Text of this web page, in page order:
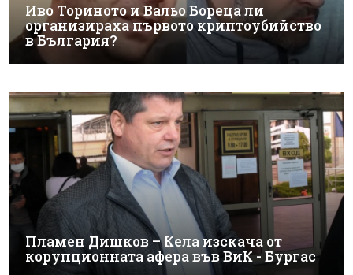
Иво Ториното и Вальо Бореца ли
организираха първото криптоубийство
в България?
Пламен Дишков – Кела изскача от
корупционната афера във ВиК - Бургас